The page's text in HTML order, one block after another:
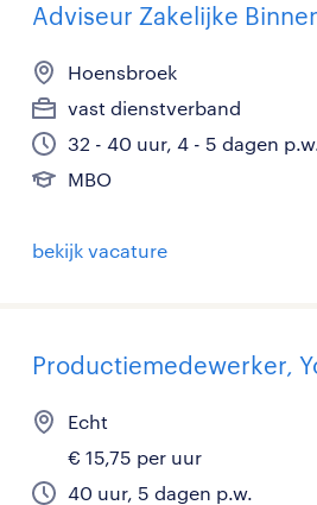
Adviseur Zakelijke
Hoensbroek
vast dienstverband
32 - 40 uur, 4 - 5 dagen
MBO
bekijk vacature
Productiemedewerker,
Echt
€ 15,75 per uur
40 uur, 5 dagen p.w.